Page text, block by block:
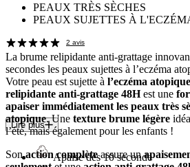
PEAUX TRÈS SÈCHES
PEAUX SUJETTES À
2 avis
La brume relipidante anti-grattage
secondes les peaux sujettes à l’eczéma
Votre peau est sujette à l’eczéma atopique
relipidante anti-grattage 48Hest une
apaiser immédiatement les peaux très
atopique. Une texture brume légère
l’été, mais également pour les enfants !
Sonaction complèteassure un
Lire plus
Apaise dès 10 seconde